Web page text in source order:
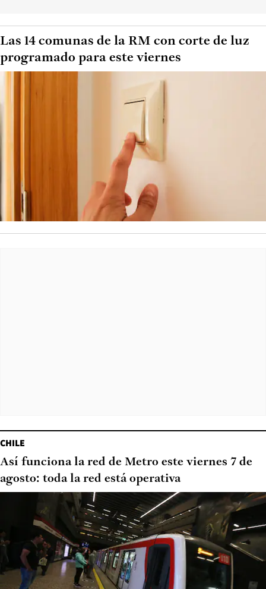
Las 14 comunas de la RM con corte de luz
programado para este viernes
CHILE
Así funciona la red de Metro este viernes 7 de
agosto: toda la red está operativa